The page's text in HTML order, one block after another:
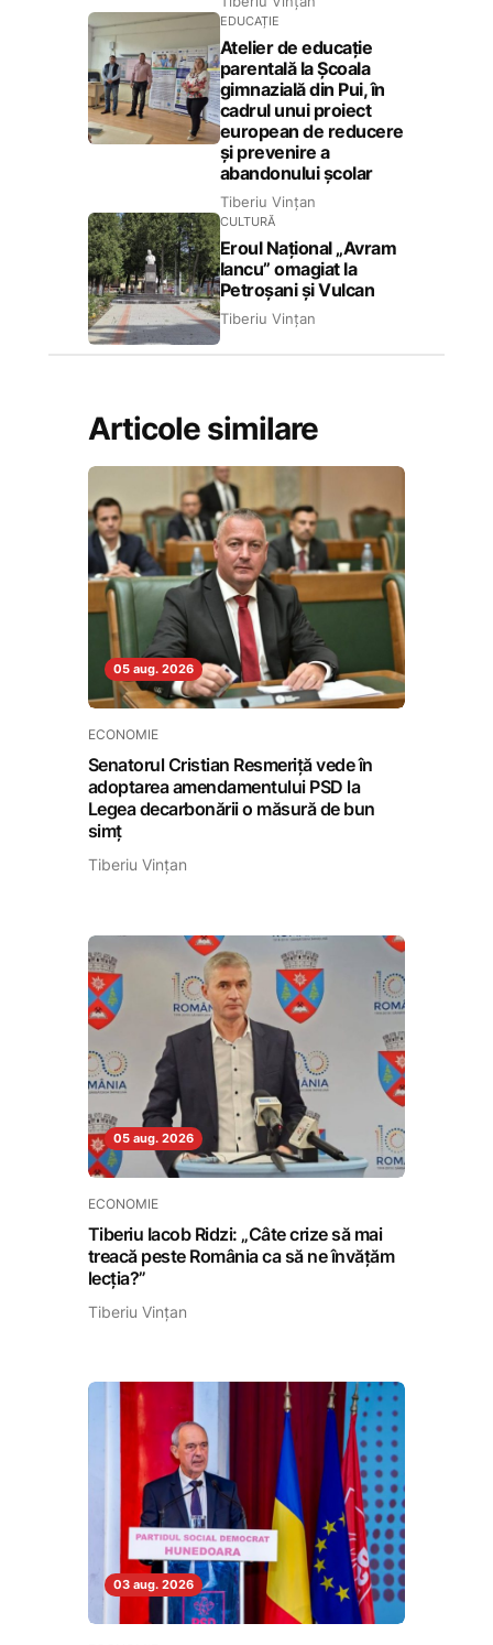
EDUCAȚIE
Atelier de educație
parentală la Școala
gimnazială din Pui, în
cadrul unui proiect
european de reducere
și prevenire a
abandonului școlar
Tiberiu Vințan
CULTURĂ
Eroul Național „Avram
Iancu” omagiat la
Petroșani și Vulcan
Tiberiu Vințan
Articole similare
05 aug. 2026
ECONOMIE
Senatorul Cristian Resmeriță vede în
adoptarea amendamentului PSD la
Legea decarbonării o măsură de bun
simț
Tiberiu Vințan
05 aug. 2026
ECONOMIE
Tiberiu Iacob Ridzi: „Câte crize să mai
treacă peste România ca să ne învățăm
lecția?”
Tiberiu Vințan
03 aug. 2026